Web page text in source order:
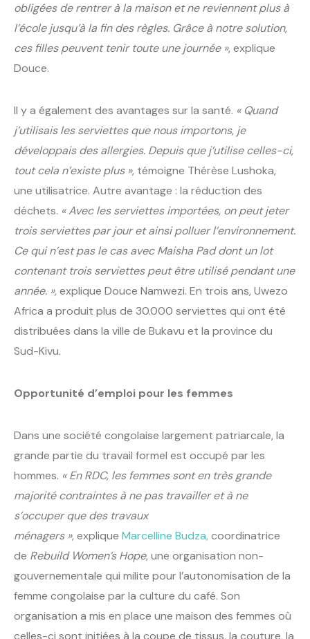
obligées de rentrer à la maison et ne reviennent plus à
l’école jusqu’à la fin des règles. Grâce à notre solution,
ces filles peuvent tenir toute une journée », explique
Douce.
Il y a également des avantages sur la santé. « Quand
j’utilisais les serviettes que nous importons, je
développais des allergies. Depuis que j’utilise celles-ci,
tout cela n’existe plus », témoigne Thérèse Lushoka,
une utilisatrice. Autre avantage : la réduction des
déchets. « Avec les serviettes importées, on peut jeter
trois serviettes par jour et ainsi polluer l’environnement.
Ce qui n’est pas le cas avec Maisha Pad dont un lot
contenant trois serviettes peut être utilisé pendant une
année. »,explique Douce Namwezi. En trois ans, Uwezo
Africa a produit plus de 30.000 serviettes qui ont été
distribuées dans la ville de Bukavu et la province du
Sud-Kivu.
Opportunité d’emploi pour les femmes
Dans une société congolaise largement patriarcale, la
grande partie du travail formel est occupé par les
hommes. « En RDC, les femmes sont en très grande
majorité contraintes à ne pas travailler et à ne
s’occuper que des travaux
ménagers »,explique Marcelline Budza,coordinatrice
de Rebuild Women’s Hope, une organisation non-
gouvernementale qui milite pour l’autonomisation de la
femme congolaise par la culture du café. Son
organisation a mis en place une maison des femmes où
celles-ci sont initiées à la coupe de tissus, la couture, la